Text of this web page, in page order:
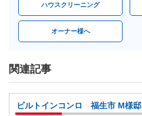
ハウスクリーニング
オーナー様へ
関連記事
ビルトインコンロ 福生市 M様邸